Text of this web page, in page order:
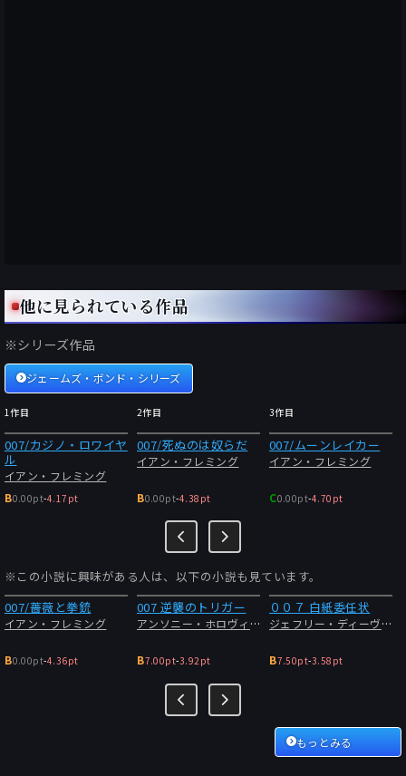
他に見られている作品
※シリーズ作品
ジェームズ・ボンド・シリーズ
1作目
007/カジノ・ロワイヤ
ル
イアン・フレミング
B0.00pt-4.17pt
2作目
007/死ぬのは奴らだ
イアン・フレミング
B0.00pt-4.38pt
3作目
007/ムーンレイカー
イアン・フレミング
C0.00pt-4.70pt
※この小説に興味がある人は、以下の小説も見ています。
007/薔薇と拳銃
イアン・フレミング
B0.00pt-4.36pt
007 逆襲のトリガー
アンソニー・ホロヴィッツ
B7.00pt-3.92pt
００７ 白紙委任状
ジェフリー・ディーヴァー
B7.50pt-3.58pt
もっとみる